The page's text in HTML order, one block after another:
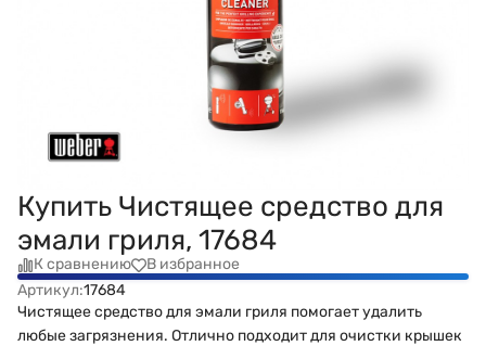
Купить Чистящее средство для
эмали гриля, 17684
К сравнению
В избранное
Артикул:17684
Чистящее средство для эмали гриля помогает удалить
любые загрязнения. Отлично подходит для очистки крышек